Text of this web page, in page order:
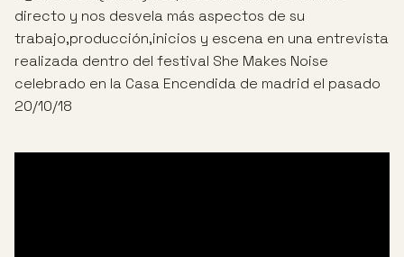
directo y nos desvela más aspectos de su
trabajo,producción,inicios y escena en una entrevista
realizada dentro del festival She Makes Noise
celebrado en la Casa Encendida de madrid el pasado
20/10/18